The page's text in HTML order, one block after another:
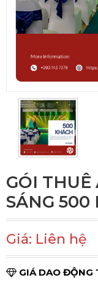
GÓI
SÁNG 500
Giá: Liên hệ
GIÁ DAO